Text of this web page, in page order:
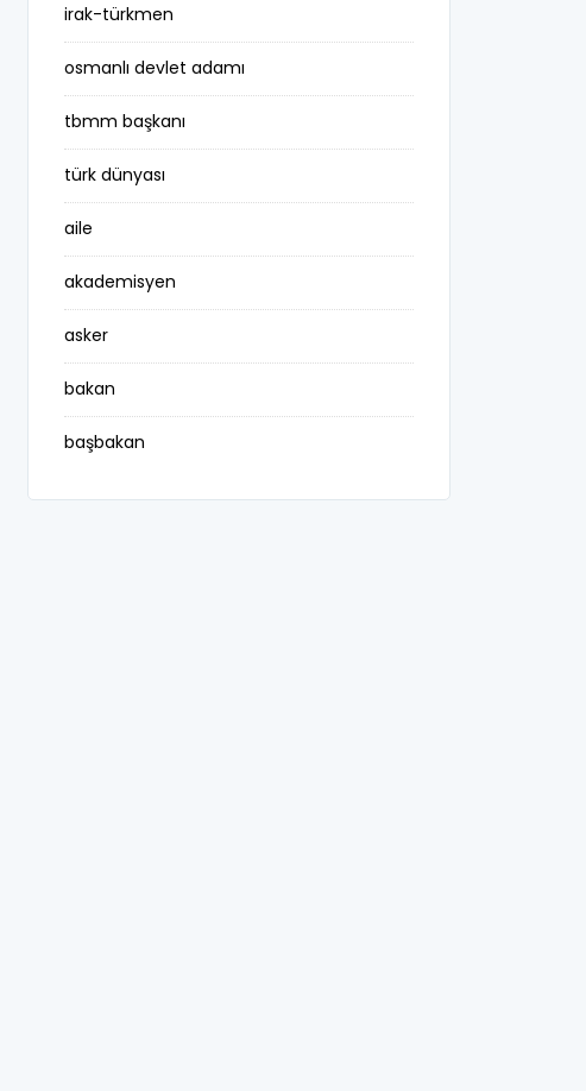
irak-türkmen
osmanlı devlet adamı
tbmm başkanı
türk dünyası
aile
akademisyen
asker
bakan
başbakan
belediye başkanı